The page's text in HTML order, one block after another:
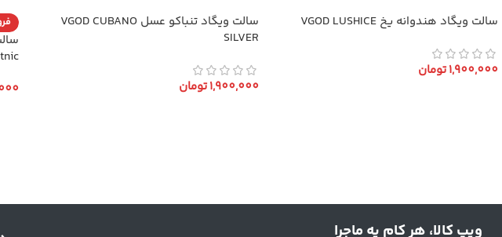
سالت ویگاد هندوانه یخ VGOD LUSHICE
1,900,000تومان
سالت ویگاد تنباکو عسل VGOD CUBANO
SILVER
1,900,000تومان
ویپ کالا، هر کام یه ماجرا